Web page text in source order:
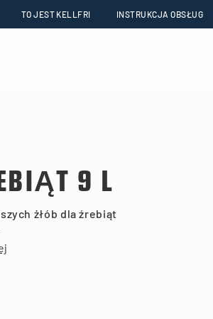
TO JEST KELLFRI INSTRUKCJA OBSŁUG
9 L
żłób dla źrebiąt